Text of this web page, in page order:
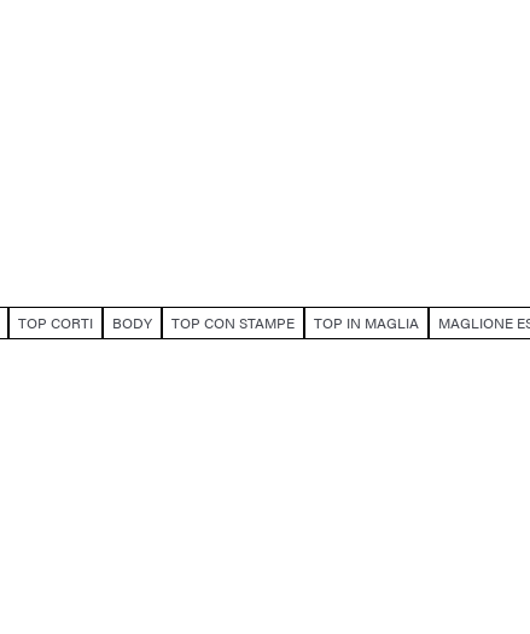
TOP CORTI BODY TOP CON STAMPE TOP IN MAGLIA MAGLIONE